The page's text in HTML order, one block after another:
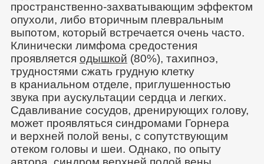
пространственно-захватывающим эффектом
опухоли, либо вторичным плевральным
выпотом, который встречается очень часто.
Клинически лимфома средостения
проявляется одышкой (80%), тахипноэ,
трудностями сжать грудную клетку
в краниальном отделе, приглушенностью
звука при аускультации сердца и легких.
Сдавливание сосудов, дренирующих голову,
может проявляться синдромами Горнера
и верхней полой вены, с сопутствующим
отеком головы и шеи. Однако, по опыту